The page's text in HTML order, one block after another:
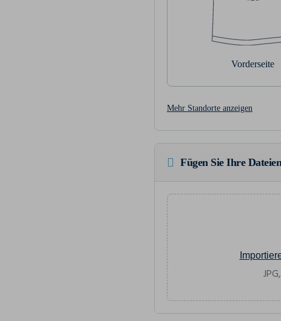
Vorderseite
Mehr Standorte anzeigen
Fügen Sie Ihre